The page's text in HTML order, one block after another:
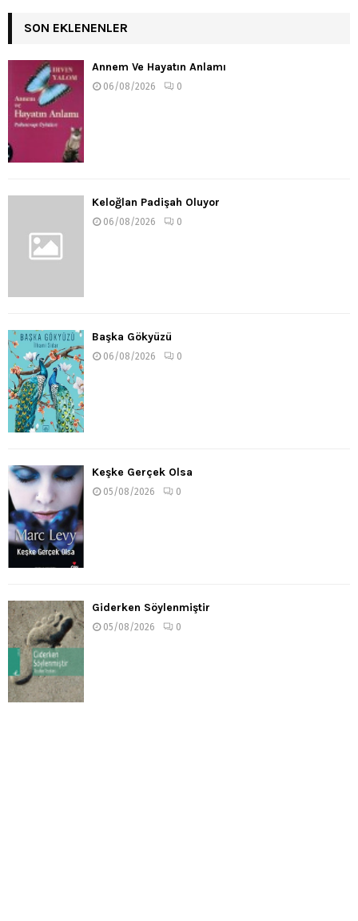
SON EKLENENLER
Annem Ve Hayatın Anlamı
06/08/2026 0
Keloğlan Padişah Oluyor
06/08/2026 0
Başka Gökyüzü
06/08/2026 0
Keşke Gerçek Olsa
05/08/2026 0
Giderken Söylenmiştir
05/08/2026 0